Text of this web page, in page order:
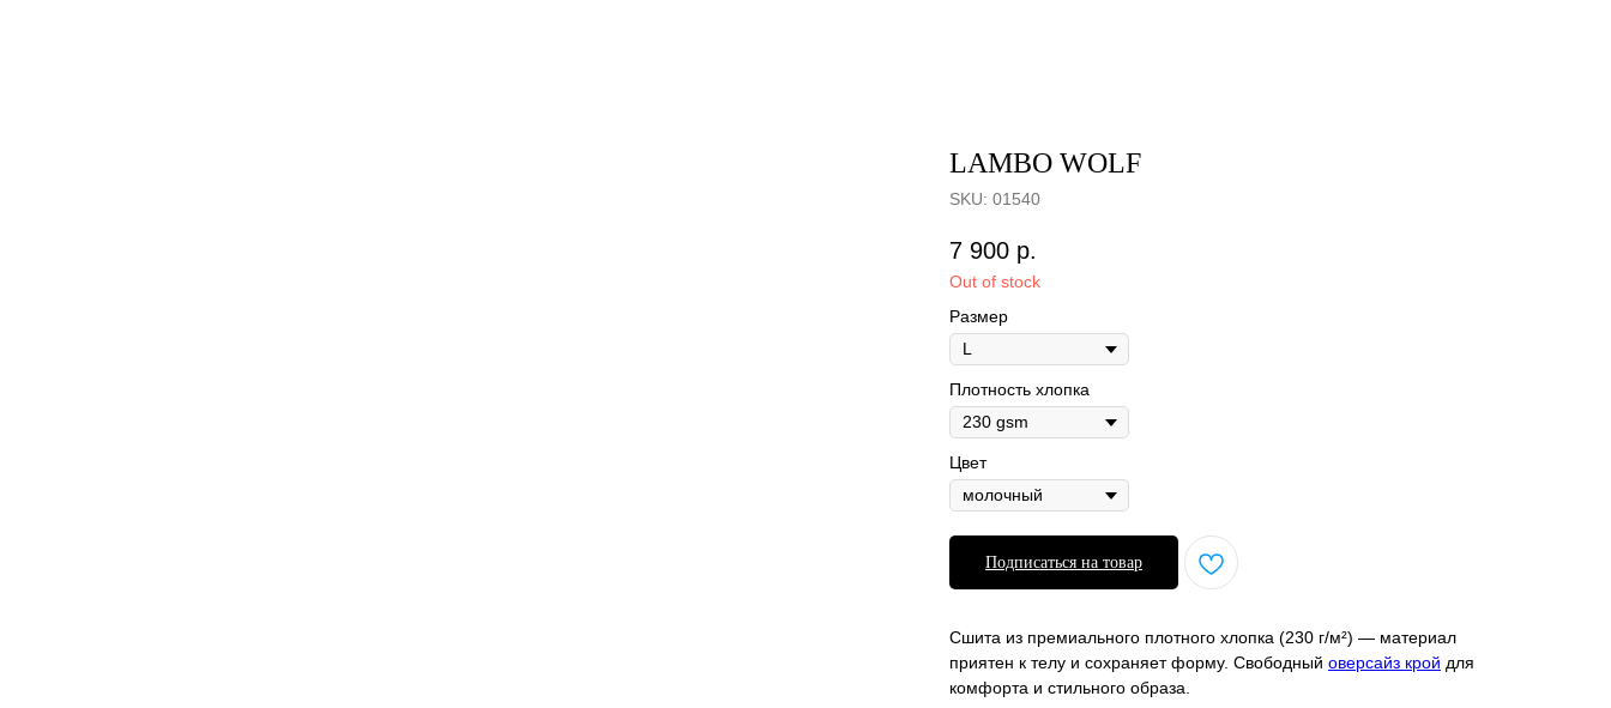
LAMBO WOLF
SKU: 01540
7 900 р.
Out of stock
Размер
Плотность хлопка
Цвет
Подписаться на товар
Сшита из премиального плотного хлопка (230 г/м²) — материал
приятен к телу и сохраняет форму. Свободный оверсайз крой для
комфорта и стильного образа.